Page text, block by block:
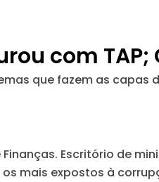
com
que fazem as capas
Escritório de
mais expostos à